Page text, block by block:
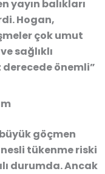
yayın balıkları
Hogan,
çok umut
sağlıklı
önemli”
göçmen
nesli tükenme riski
durumda. Ancak